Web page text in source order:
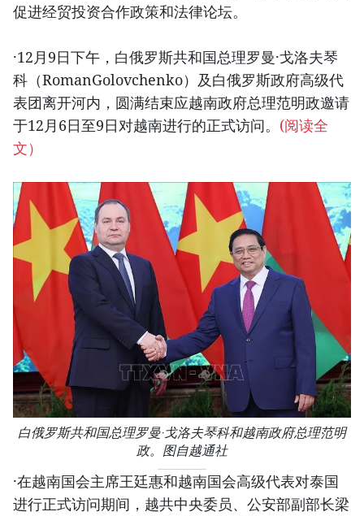
促进经贸投资合作政策和法律论坛。
·12月9日下午，白俄罗斯共和国总理罗曼·戈洛夫琴
科（RomanGolovchenko）及白俄罗斯政府高级代
表团离开河内，圆满结束应越南政府总理范明政邀请
于12月6日至9日对越南进行的正式访问。 (阅读全
文）
白俄罗斯共和国总理罗曼·戈洛夫琴科和越南政府总理范明
政。图自越通社
·在越南国会主席王廷惠和越南国会高级代表对泰国
进行正式访问期间，越共中央委员、公安部副部长梁